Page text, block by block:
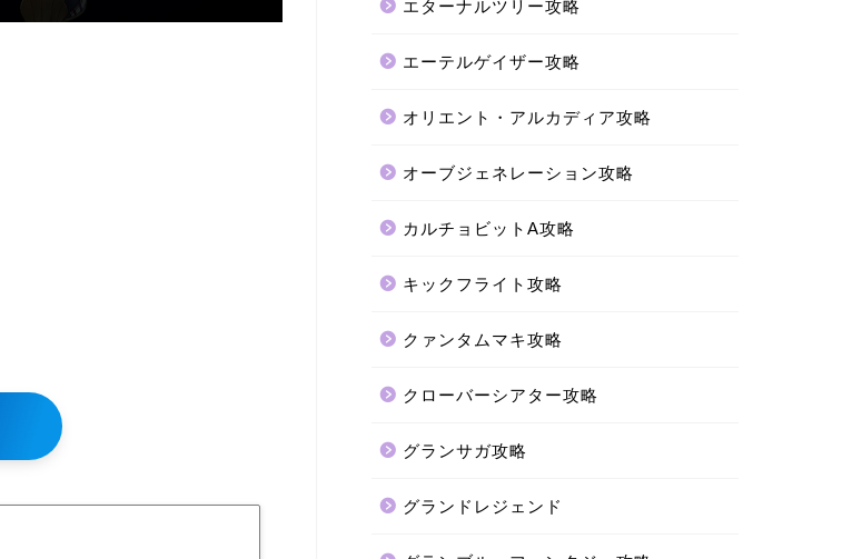
エターナルツリー攻略
エーテルゲイザー攻略
オリエント・アルカディア攻略
オーブジェネレーション攻略
カルチョビットA攻略
キックフライト攻略
クァンタムマキ攻略
クローバーシアター攻略
グランサガ攻略
グランドレジェンド